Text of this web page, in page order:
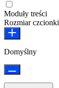
Moduły treści
Rozmiar czcionki
Domyślny